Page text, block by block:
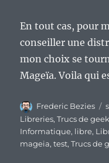
En tout cas, pour
conseiller une
mon choix se
Mageïa. Voila qui
Auteur
Frederic Bezies
le
Libreries,Trucs de geek
Informatique, libre,
mageia,test,Trucs de